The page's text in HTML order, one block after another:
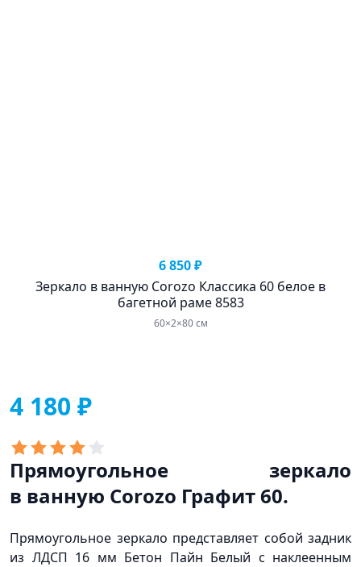
6 850 ₽
Зеркало в ванную Corozo Классика 60 белое в
багетной раме 8583
60×2×80 см
4 180 ₽
Прямоугольное зеркало
в ванную Corozo Графит 60.
Прямоугольное зеркало представляет собой задник
из ЛДСП 16 мм Бетон Пайн Белый с наклеенным